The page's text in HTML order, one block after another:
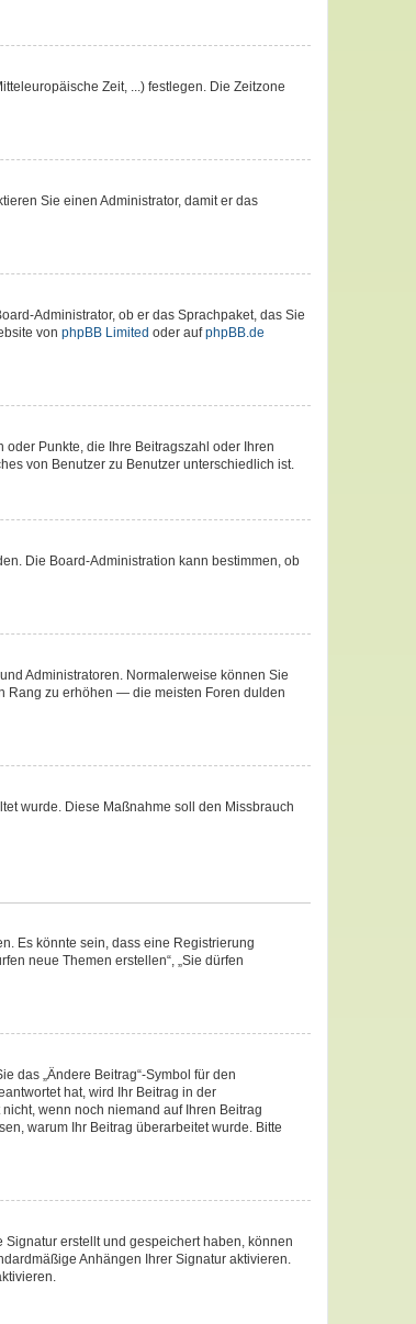
Zeit, ...) festlegen. Die Zeitzone
Sie einen Administrator, damit er das
Administrator, ob er das Sprachpaket, das Sie
von phpBB Limited oder aufphpBB.de
Punkte, die Ihre Beitragszahl oder Ihren
von Benutzer zu Benutzer unterschiedlich ist.
Die Board-Administration kann bestimmen, ob
Administratoren. Normalerweise können Sie
Rang zu erhöhen — die meisten Foren dulden
wurde. Diese Maßnahme soll den Missbrauch
Es könnte sein, dass eine Registrierung
neue Themen erstellen“, „Sie dürfen
das „Ändere Beitrag“-Symbol für den
hat, wird Ihr Beitrag in der
wenn noch niemand auf Ihren Beitrag
warum Ihr Beitrag überarbeitet wurde. Bitte
erstellt und gespeichert haben, können
Anhängen Ihrer Signatur aktivieren.